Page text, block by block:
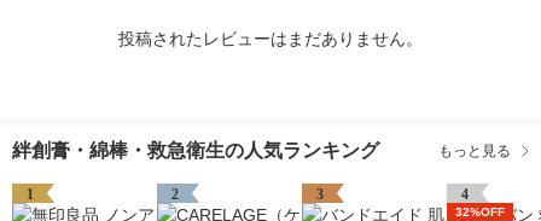
投稿されたレビューはまだありません。
絆創膏・綿棒・救急衛生の人気ランキング もっと見る
1 2 3 4
32%OFF